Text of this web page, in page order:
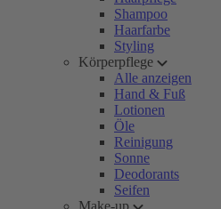
Shampoo
Haarfarbe
Styling
Körperpflege
Alle anzeigen
Hand & Fuß
Lotionen
Öle
Reinigung
Sonne
Deodorants
Seifen
Make-up